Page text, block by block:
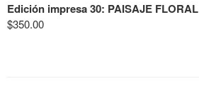
Edición impresa 30: PAISAJE FLORAL
$350.00